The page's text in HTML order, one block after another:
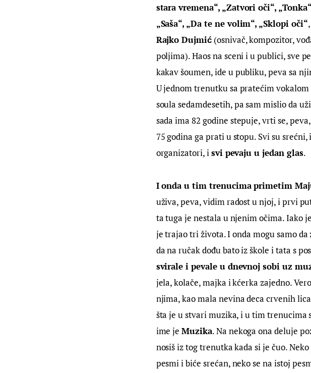
stara vremena“, „Zatvori oči“,
„Saša“, „Da te ne volim“, „Sklopi oči“
Rajko Dujmić (osnivač, kompozitor,
poljima). Haos na sceni i u publici, sve
kakav šoumen, ide u publiku, peva sa
U jednom trenutku sa pratećim
soula sedamdesetih, pa sam mislio da
sada ima 82 godine stepuje, vrti se,
75 godina ga prati u stopu. Svi su
organizatori, i svi pevaju u jedan glas.
I onda u tim trenucima primetim
uživa, peva, vidim radost u njoj, i prvi
ta tuga je nestala u njenim očima. Iako
je trajao tri života. I onda mogu samo
da na ručak dođu bato iz škole i tata s
svirale i pevale u dnevnoj sobi uz
jela, kolače, majka i kćerka zajedno.
njima, kao mala nevina deca crvenih
šta je u stvari muzika, i u tim trenucima
ime je Muzika. Na nekoga ona deluje
nosiš iz tog trenutka kada si je čuo.
pesmi i biće srećan, neko se na istoj